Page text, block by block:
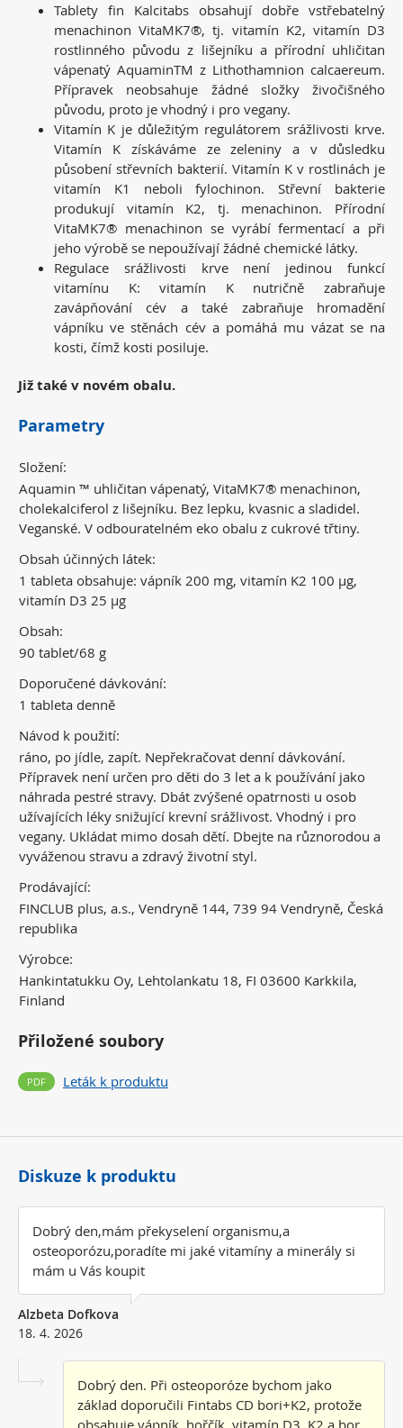
Tablety fin Kalcitabs obsahují dobře vstřebatelný
menachinon VitaMK7®, tj. vitamín K2, vitamín D3
rostlinného původu z lišejníku a přírodní uhličitan
vápenatý AquaminTM z Lithothamnion calcaereum.
Přípravek neobsahuje žádné složky živočišného
původu, proto je vhodný i pro vegany.
Vitamín K je důležitým regulátorem srážlivosti krve.
Vitamín K získáváme ze zeleniny a v důsledku
působení střevních bakterií. Vitamín K v rostlinách je
vitamín K1 neboli fylochinon. Střevní bakterie
produkují vitamín K2, tj. menachinon. Přírodní
VitaMK7® menachinon se vyrábí fermentací a při
jeho výrobě se nepoužívají žádné chemické látky.
Regulace srážlivosti krve není jedinou funkcí
vitamínu K: vitamín K nutričně zabraňuje
zavápňování cév a také zabraňuje hromadění
vápníku ve stěnách cév a pomáhá mu vázat se na
kosti, čímž kosti posiluje.
Již také v novém obalu.
Parametry
Složení:
Aquamin ™ uhličitan vápenatý, VitaMK7® menachinon,
cholekalciferol z lišejníku. Bez lepku, kvasnic a sladidel.
Veganské. V odbouratelném eko obalu z cukrové třtiny.
Obsah účinných látek:
1 tableta obsahuje: vápník 200 mg, vitamín K2 100 µg,
vitamín D3 25 µg
Obsah:
90 tablet/68 g
Doporučené dávkování:
1 tableta denně
Návod k použití:
ráno, po jídle, zapít. Nepřekračovat denní dávkování.
Přípravek není určen pro děti do 3 let a k používání jako
náhrada pestré stravy. Dbát zvýšené opatrnosti u osob
užívajících léky snižující krevní srážlivost. Vhodný i pro
vegany. Ukládat mimo dosah dětí. Dbejte na různorodou a
vyváženou stravu a zdravý životní styl.
Prodávající:
FINCLUB plus, a.s., Vendryně 144, 739 94 Vendryně, Česká
republika
Výrobce:
Hankintatukku Oy, Lehtolankatu 18, FI 03600 Karkkila,
Finland
Přiložené soubory
Leták k produktu
Diskuze k produktu
Dobrý den,mám překyselení organismu,a
osteoporózu,poradíte mi jaké vitamíny a minerály si
mám u Vás koupit
Alzbeta Dofkova
18. 4. 2026
Dobrý den. Při osteoporóze bychom jako
základ doporučili Fintabs CD bori+K2, protože